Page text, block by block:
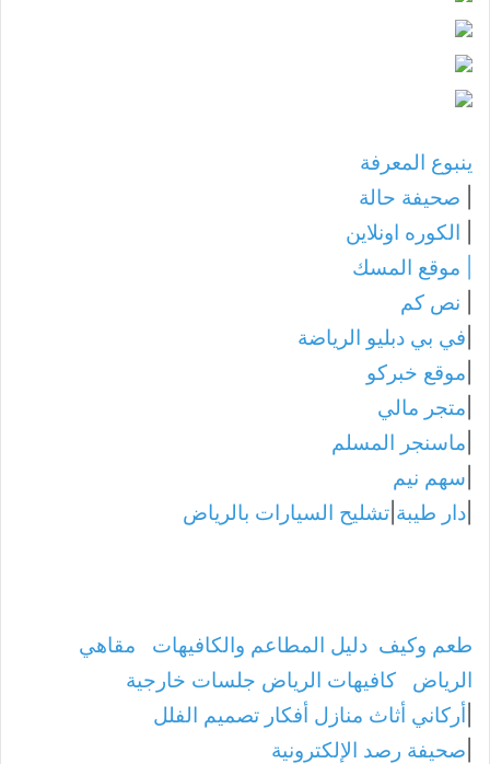
ينبوع المعرفة
صحيفة حالة
الكوره اونلاين
موقع المسك
نص كم
في بي دبليو الرياضة
موقع خبركو
متجر مالي
ماسنجر المسلم
سهم نيم
دار طيبة تشليح السيارات بالرياض
طعم وكيف دليل المطاعم والكافيهات
مقاهي
الرياض
كافيهات الرياض جلسات خارجية
أركاني أثاث منازل أفكار تصميم الفلل
صحيفة رصد الإلكترونية